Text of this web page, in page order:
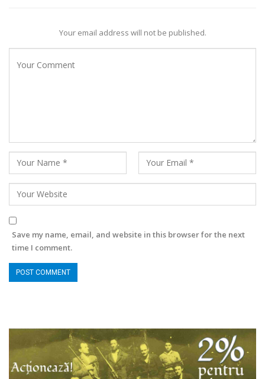
Your email address will not be published.
Save my name, email, and website in this browser for the next
time I comment.